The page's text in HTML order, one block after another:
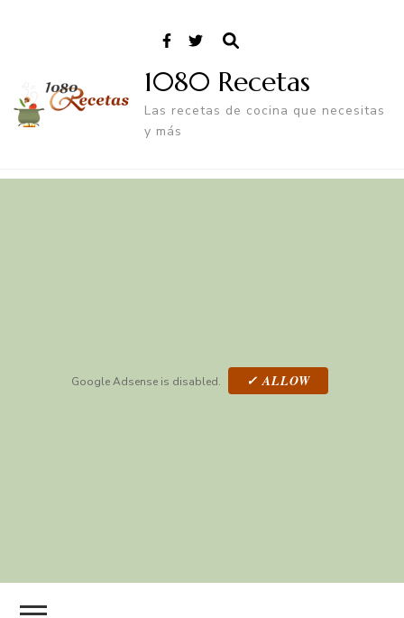
1080 Recetas
Las recetas de cocina que necesitas
y más
Google Adsense is disabled. ✓ ALLOW